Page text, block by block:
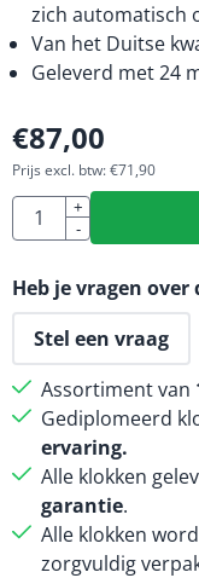
zich automatisch
Van het Duitse
Geleverd met 24
€87,00
Prijs excl. btw:€71,90
Aantal
+
-
Heb je vragen
Stel een vraag
Assortiment van
Gediplomeerd
ervaring.
Alle klokken
garantie.
Alle klokken
zorgvuldig